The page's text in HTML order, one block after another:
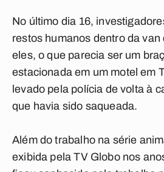
No último dia 16,
restos humanos dentro da
eles, o que parecia ser um
estacionada em um motel em
levado pela polícia de volta à
que havia sido saqueada.
Além do trabalho na série
exibida pela TV Globo nos